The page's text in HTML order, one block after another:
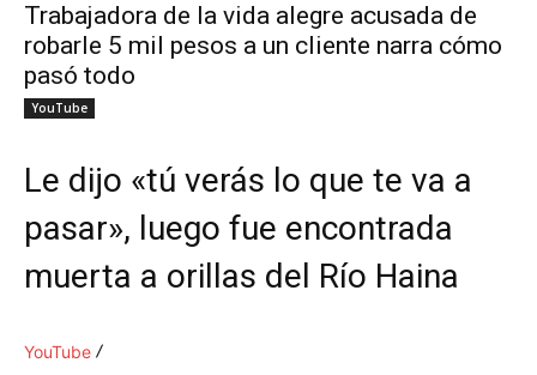
Trabajadora de la vida alegre acusada de
robarle 5 mil pesos a un cliente narra cómo
pasó todo
YouTube
Le dijo «tú verás lo que te va a
pasar», luego fue encontrada
muerta a orillas del Río Haina
YouTube